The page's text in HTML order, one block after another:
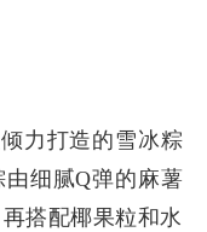
力打造的雪冰粽
细腻Q弹的麻薯
搭配椰果粒和水